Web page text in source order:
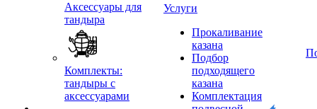
Аксессуары для
тандыра
Комплекты:
тандыры с
аксессуарами
Услуги
Прокаливание
казана
Подбор
подходящего
казана
Комплектация